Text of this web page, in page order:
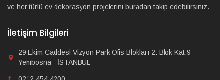
ve her türlü ev dekorasyon projelerini buradan takip edebilirsiniz.
İletişim Bilgileri
29 Ekim Caddesi Vizyon Park Ofis Blokları 2. Blok Kat:9
Yenibosna - İSTANBUL
0212 454 4200